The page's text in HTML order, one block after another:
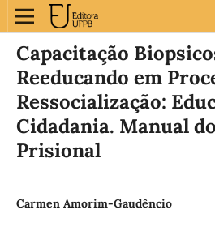
Capacitação
Reeducando em
Ressocialização:
Cidadania. Manual
Prisional
Carmen Amorim-Gaudêncio